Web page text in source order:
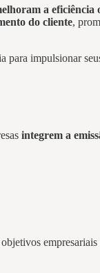
a eficiência
do cliente,
para impulsionar
integrem a
empresariais